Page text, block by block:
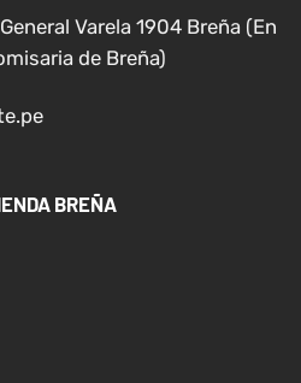
Varela 1904 Breña (En
de Breña)
BREÑA